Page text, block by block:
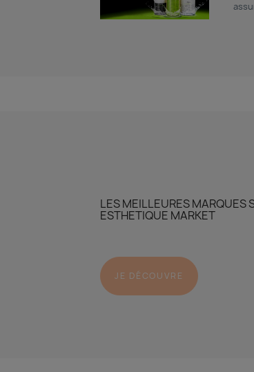
LES MEILLEURES MARQUES
ESTHETIQUE MARKET
JE DÉCOUVRE